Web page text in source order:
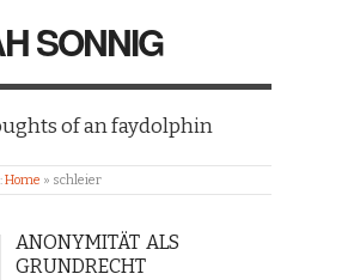
SONNIG
of an faydolphin
Home » schleier
ANONYMITÄT ALS
GRUNDRECHT